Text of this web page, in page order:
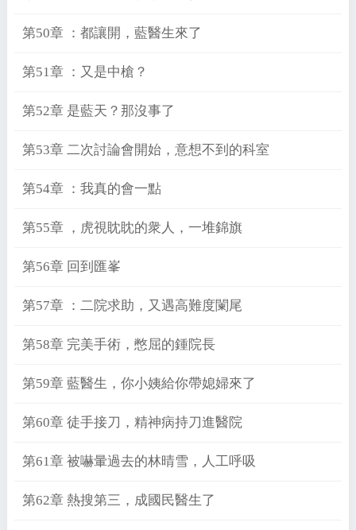
第50章 ：都讓開，藍醫生來了
第51章 ：又是中槍？
第52章 是藍天？那沒事了
第53章 二次討論會開始，意想不到的科室
第54章 ：我真的會一點
第55章 ，虎視眈眈的衆人，一堆錦旗
第56章 回到匯峯
第57章 ：二院求助，又遇高難度闌尾
第58章 完美手術，憋屈的鍾院長
第59章 藍醫生，你小姨給你帶媳婦來了
第60章 徒手接刀，精神病持刀進醫院
第61章 被嚇暈過去的林晴雪，人工呼吸
第62章 熱搜第三，成國民醫生了